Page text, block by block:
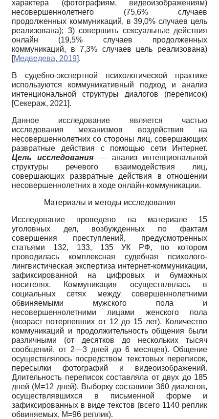
характера (фотографиям, видеоизображениям)
несовершеннолетнего (75,6% случаев
продолженных коммуникаций, в 39,0% случаев цель
реализована); 3) совершить сексуальные действия
онлайн (19,5% случаев продолженных
коммуникаций, в 7,3% случаев цель реализована)
[Медведева, 2019].
В судебно-экспертной психологической практике
используются коммуникативный подход и анализ
интенциональной структуры диалогов (переписок)
[Секераж, 2021].
Данное исследование является частью
исследования механизмов воздействия на
несовершеннолетних со стороны лиц, совершающих
развратные действия с помощью сети Интернет.
Цель исследования — анализ интенциональной
структуры речевого взаимодействия лиц,
совершающих развратные действия в отношении
несовершеннолетних в ходе онлайн-коммуникации.
Материалы и методы исследования
Исследование проведено на материале 15
уголовных дел, возбужденных по фактам
совершения преступлений, предусмотренных
статьями 132, 133, 135 УК РФ, по котором
проводилась комплексная судебная психолого-
лингвистическая экспертиза интернет-коммуникации,
зафиксированной на цифровых и бумажных
носителях. Коммуникация осуществлялась в
социальных сетях между совершеннолетними
обвиняемыми мужского пола и
несовершеннолетними лицами женского пола
(возраст потерпевших от 12 до 15 лет). Количество
коммуникаций и продолжительность общения были
различными (от десятков до нескольких тысяч
сообщений, от 2—3 дней до 6 месяцев). Общение
осуществлялось посредством текстовых переписок,
пересылки фотографий и видеоизображений.
Длительность переписок составляла от двух до 185
дней (М=12 дней). Выборку составили 360 диалогов,
осуществлявшихся в письменной форме и
зафиксированных в виде текстов (всего 1140 реплик
обвиняемых, M=96 реплик).